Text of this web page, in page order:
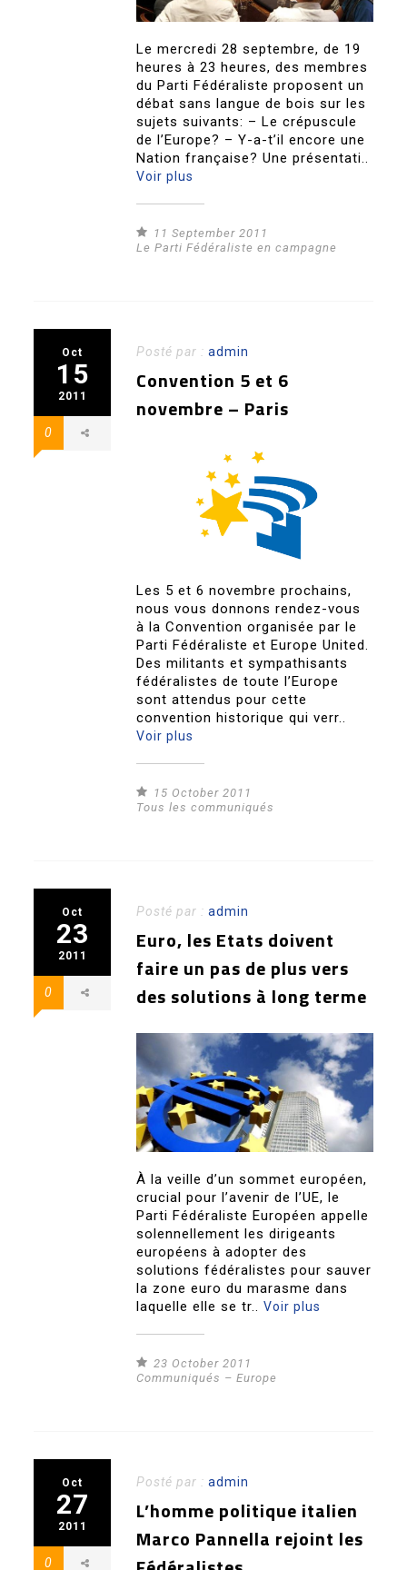
Le mercredi 28 septembre, de 19
heures à 23 heures, des membres
du Parti Fédéraliste proposent un
débat sans langue de bois sur les
sujets suivants: – Le crépuscule
de l’Europe? – Y-a-t’il encore une
Nation française? Une présentati..
Voir plus
11 September 2011
Le Parti Fédéraliste en campagne
Oct
15
2011
0
Posté par :admin
Convention 5 et 6
novembre – Paris
Les 5 et 6 novembre prochains,
nous vous donnons rendez-vous
à la Convention organisée par le
Parti Fédéraliste et Europe United.
Des militants et sympathisants
fédéralistes de toute l’Europe
sont attendus pour cette
convention historique qui verr..
Voir plus
15 October 2011
Tous les communiqués
Oct
23
2011
0
Posté par :admin
Euro, les Etats doivent
faire un pas de plus vers
des solutions à long terme
À la veille d’un sommet européen,
crucial pour l’avenir de l’UE, le
Parti Fédéraliste Européen appelle
solennellement les dirigeants
européens à adopter des
solutions fédéralistes pour sauver
la zone euro du marasme dans
laquelle elle se tr..Voir plus
23 October 2011
Communiqués – Europe
Oct
27
2011
0
Posté par :admin
L’homme politique italien
Marco Pannella rejoint les